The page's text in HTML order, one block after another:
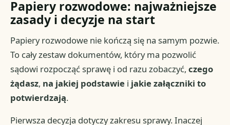
Papiery rozwodowe: najważniejsze
zasady i decyzje na start
Papiery rozwodowe nie kończą się na samym pozwie.
To cały zestaw dokumentów, który ma pozwolić
sądowi rozpocząć sprawę i od razu zobaczyć,czego
żądasz, na jakiej podstawie i jakie załączniki to
potwierdzają.
Pierwsza decyzja dotyczy zakresu sprawy. Inaczej